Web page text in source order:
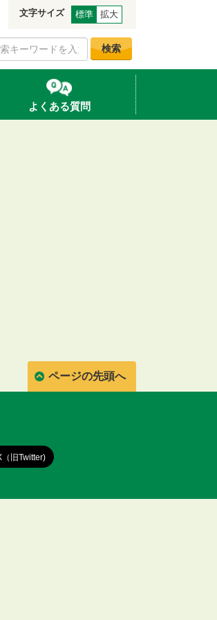
文字サイズ 標準 拡大
検索
よくある質問
ページの先頭へ
旧Twitter)